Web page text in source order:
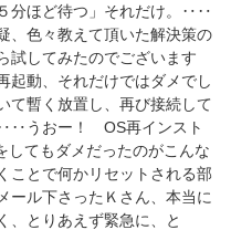
分ほど待つ」それだけ。‥‥
色々教えて頂いた解決策の
試してみたのでございます
起動、それだけではダメでし
て暫く放置し、再び接続して
‥‥うおー！ OS再インスト
してもダメだったのがこんな
とで何かリセットされる部
ル下さったＫさん、本当に
、とりあえず緊急に、と